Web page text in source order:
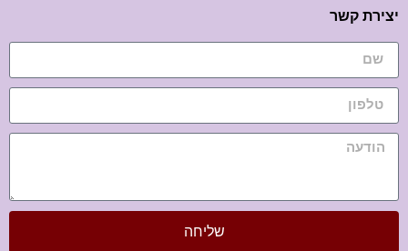
יצירת קשר
שליחה